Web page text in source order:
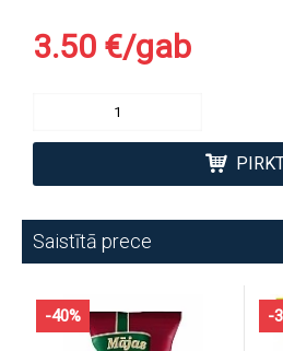
3.50 €/gab
Saistītā prece
-40% -